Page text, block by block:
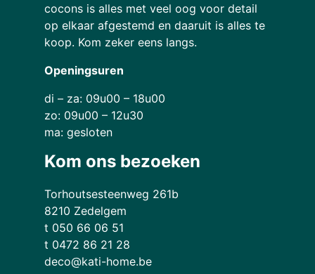
cocons is alles met veel oog voor detail
op elkaar afgestemd en daaruit is alles te
koop. Kom zeker eens langs.
Openingsuren
di – za: 09u00 – 18u00
zo: 09u00 – 12u30
ma: gesloten
Kom ons bezoeken
Torhoutsesteenweg 261b
8210 Zedelgem
t 050 66 06 51
t 0472 86 21 28
deco@kati-home.be